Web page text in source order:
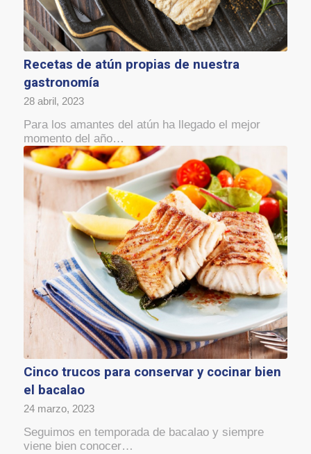
Recetas de atún propias de nuestra
gastronomía
28 abril, 2023
Para los amantes del atún ha llegado el mejor
momento del año…
Cinco trucos para conservar y cocinar bien
el bacalao
24 marzo, 2023
Seguimos en temporada de bacalao y siempre
viene bien conocer…